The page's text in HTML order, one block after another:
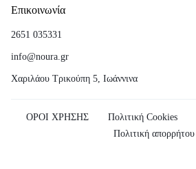
Επικοινωνία
2651 035331
info@noura.gr
Χαριλάου Τρικούπη 5, Ιωάννινα
ΟΡΟΙ ΧΡΗΣΗΣ Πολιτική Cookies
Πολιτική απορρήτου